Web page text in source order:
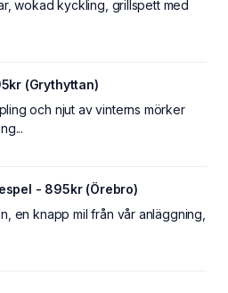
wokad kyckling, grillspett med
(Grythyttan)
och njut av vinterns mörker
- 895kr (Örebro)
en knapp mil från vår anläggning,